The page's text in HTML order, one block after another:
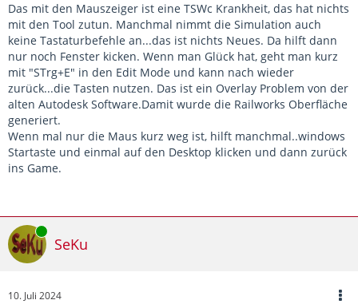
Das mit den Mauszeiger ist eine TSWc Krankheit, das hat nichts
mit den Tool zutun. Manchmal nimmt die Simulation auch
keine Tastaturbefehle an...das ist nichts Neues. Da hilft dann
nur noch Fenster kicken. Wenn man Glück hat, geht man kurz
mit "STrg+E" in den Edit Mode und kann nach wieder
zurück...die Tasten nutzen. Das ist ein Overlay Problem von der
alten Autodesk Software.Damit wurde die Railworks Oberfläche
generiert.
Wenn mal nur die Maus kurz weg ist, hilft manchmal..windows
Startaste und einmal auf den Desktop klicken und dann zurück
ins Game.
Online
SeKu
10. Juli 2024